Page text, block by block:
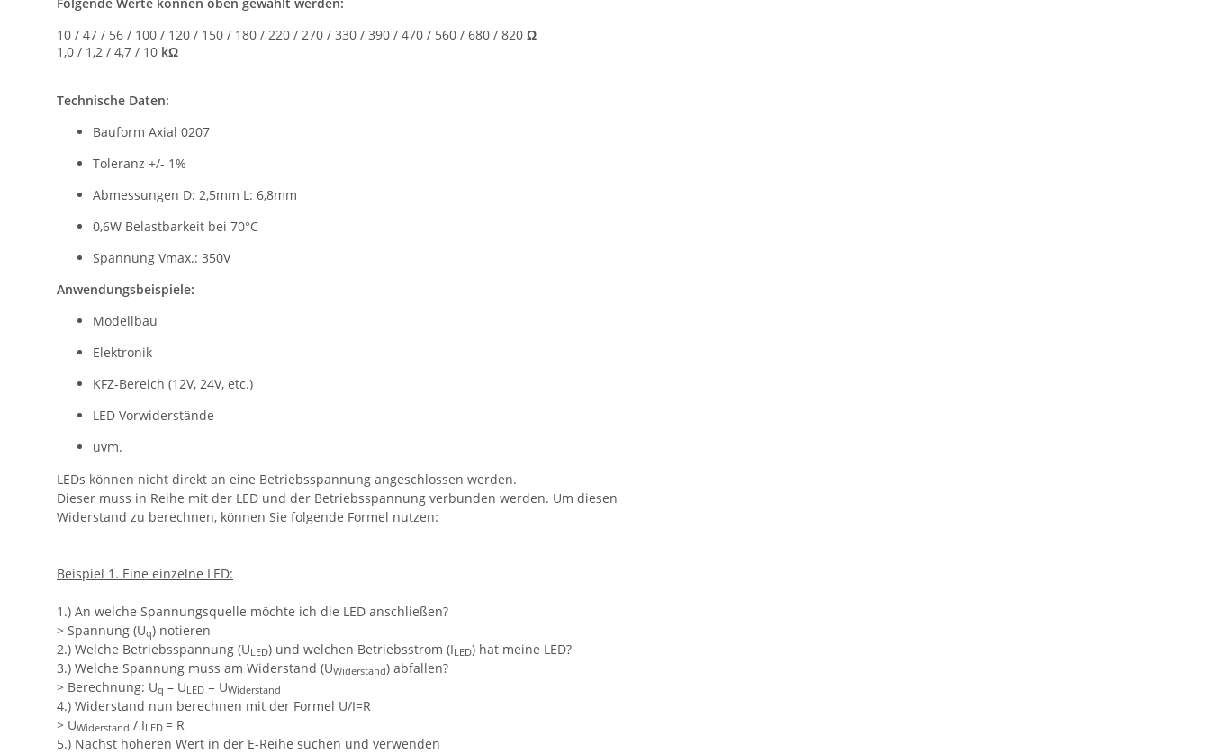
10 / 47 / 56 / 100 / 120 / 150 / 180 / 220 / 270 / 330 / 390 / 470 / 560 / 680 / 820 Ω
1,0 / 1,2 / 4,7 / 10 kΩ
Technische Daten:
Bauform Axial 0207
Toleranz +/- 1%
Abmessungen D: 2,5mm L: 6,8mm
0,6W Belastbarkeit bei 70°C
Spannung Vmax.: 350V
Anwendungsbeispiele:
Modellbau
Elektronik
KFZ-Bereich (12V, 24V, etc.)
LED Vorwiderstände
uvm.
LEDs können nicht direkt an eine Betriebsspannung angeschlossen werden.
Dieser muss in Reihe mit der LED und der Betriebsspannung verbunden werden. Um diesen
Widerstand zu berechnen, können Sie folgende Formel nutzen:
Beispiel 1. Eine einzelne LED:
1.) An welche Spannungsquelle möchte ich die LED anschließen?
> Spannung (Uq) notieren
2.) Welche Betriebsspannung (ULED) und welchen Betriebsstrom (ILED) hat meine LED?
3.) Welche Spannung muss am Widerstand (UWiderstand) abfallen?
> Berechnung: Uq – ULED = UWiderstand
4.) Widerstand nun berechnen mit der Formel U/I=R
> UWiderstand / ILED = R
5.) Nächst höheren Wert in der E-Reihe suchen und verwenden